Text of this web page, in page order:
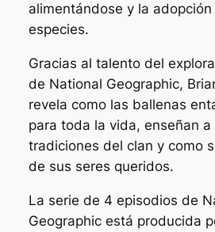
alimentándose y la
especies.
Gracias al talento del
de National Geographic,
revela como las ballenas
para toda la vida, enseñan a
tradiciones del clan y como
de sus seres queridos.
La serie de 4 episodios de
Geographic está producida